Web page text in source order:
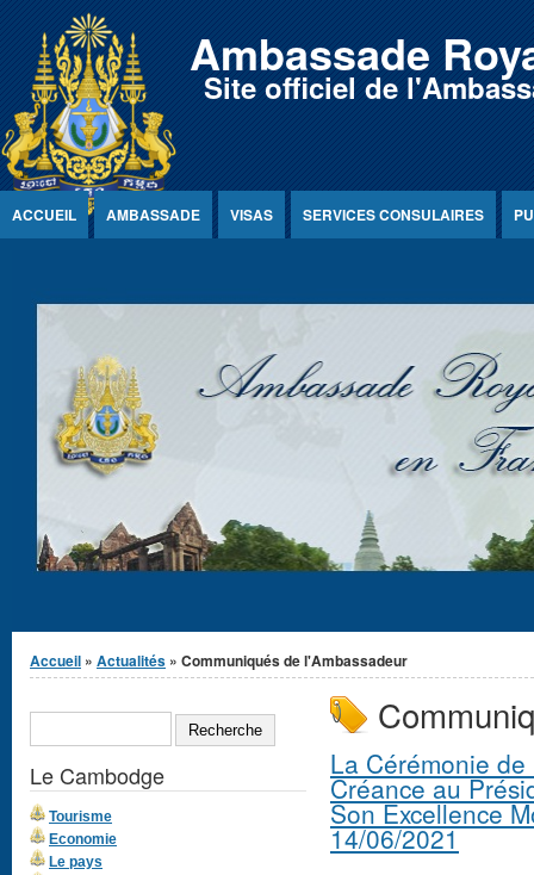
Jump to Content Ambassade
Site officiel de
ACCUEIL AMBASSADE VISAS SERVICES CONSULAIRES
Vous êtes ici
Accueil » Actualités » Communiqués de l'Ambassadeur
La Cérémonie
Créance au
Son Excellence
14/06/2021
Formulaire de
recherche
Le Cambodge
Tourisme
Economie
Le pays